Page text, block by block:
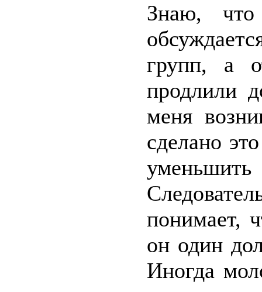
Знаю,
групп, а
продлили
меня
сделано
понимает,
он один
Иногда